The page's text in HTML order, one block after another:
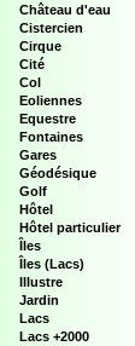
Château d'eau
Cistercien
Cirque
Cité
Col
Eoliennes
Equestre
Fontaines
Gares
Géodésique
Golf
Hôtel
Hôtel particulier
Îles
Îles (Lacs)
Illustre
Jardin
Lacs
Lacs +2000